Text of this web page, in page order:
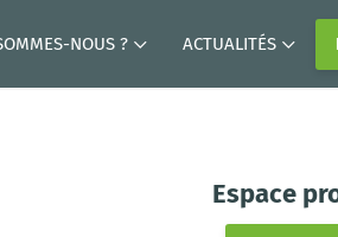
NOUS ? ACTUALITÉS
Espace